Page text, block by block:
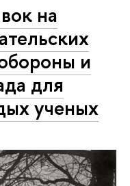
на
и
для
ученых